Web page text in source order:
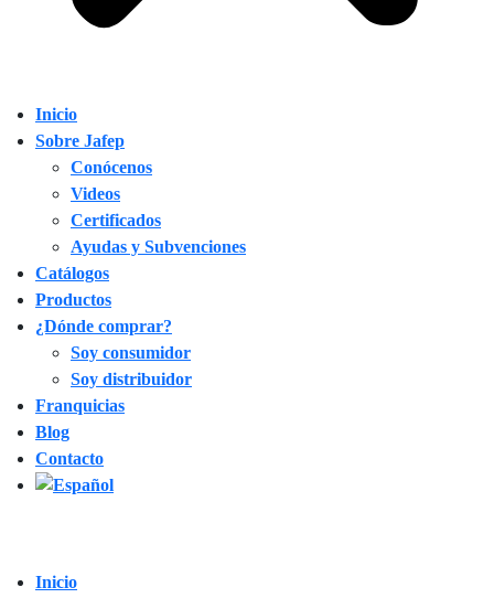
Inicio
Sobre Jafep
Conócenos
Videos
Certificados
Ayudas y Subvenciones
Catálogos
Productos
¿Dónde comprar?
Soy consumidor
Soy distribuidor
Franquicias
Blog
Contacto
Inicio